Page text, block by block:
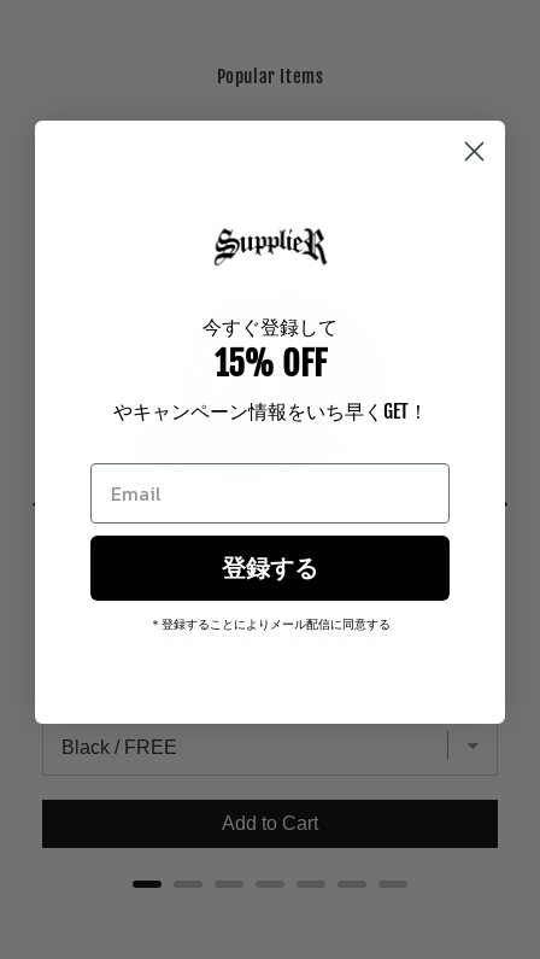
Popular Items
Add to Cart
今すぐ登録して
15% OFF
やキャンペーン情報をいち早く GET！
登録する
＊登録することによりメール配信に同意する